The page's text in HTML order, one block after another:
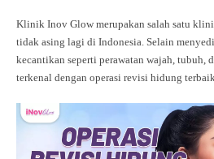
Klinik Inov Glow merupakan salah satu
tidak asing lagi di Indonesia. Selain
kecantikan seperti perawatan wajah, tubuh,
terkenal dengan operasi revisi hidung